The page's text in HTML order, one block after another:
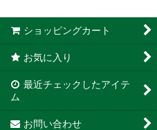
ショッピングカート
お気に入り
最近チェックしたアイテ
ム
お問い合わせ